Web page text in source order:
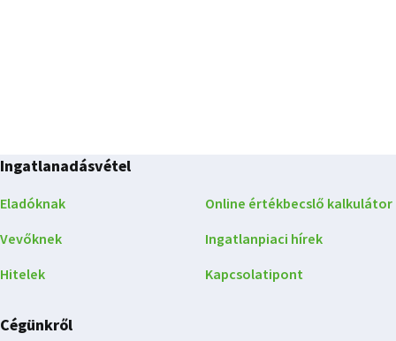
Ingatlanadásvétel
Eladóknak
Vevőknek
Hitelek
Online értékbecslő kalkulátor
Ingatlanpiaci hírek
Kapcsolatipont
Cégünkről